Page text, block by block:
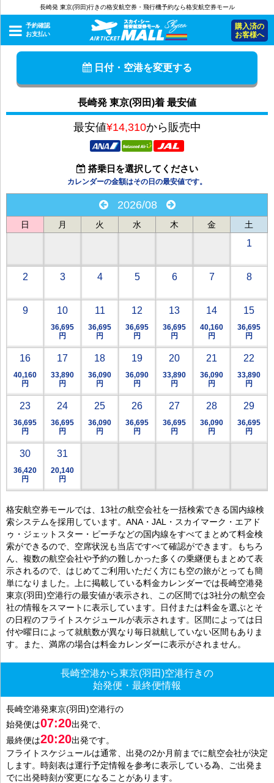
長崎発 東京(羽田)行きの格安航空券・飛行機予約なら格安航空券モール
予約確認
お支払い
購入済の
お客様へ
日付・空港を変更する
長崎発 東京(羽田)着 最安値
最安値¥14,310から販売中
搭乗日を選択してください
カレンダーの金額はその日の最安値です。
2026/08
日 月 火 水 木 金 土
1
2 3 4 5 6 7 8
9 10
36,695
円
11
36,695
円
12
36,695
円
13
36,695
円
14
40,160
円
15
36,695
円
16
40,160
円
17
33,890
円
18
36,090
円
19
36,090
円
20
33,890
円
21
36,090
円
22
33,890
円
23
36,695
円
24
36,695
円
25
36,090
円
26
36,695
円
27
36,695
円
28
36,090
円
29
36,695
円
30
36,420
円
31
20,140
円
格安航空券モールでは、13社の航空会社を一括検索できる国内線検
索システムを採用しています。ANA・JAL・スカイマーク・エアド
ゥ・ジェットスター・ピーチなどの国内線をすべてまとめて料金検
索ができるので、空席状況も当店ですべて確認ができます。もちろ
ん、複数の航空会社や予約の難しかった多くの乗継便もまとめて表
示されるので、はじめてご利用いただく方にも空の旅がとっても簡
単になりました。上に掲載している料金カレンダーでは長崎空港発
東京(羽田)空港行の最安値が表示され、この区間では3社分の航空会
社の情報をスマートに表示しています。日付または料金を選ぶとそ
の日程のフライトスケジュールが表示されます。区間によっては日
付や曜日によって就航数が異なり毎日就航していない区間もありま
す。また、満席の場合は料金カレンダーに表示がされません。
長崎空港から東京(羽田)空港行きの
始発便・最終便情報
長崎空港発東京(羽田)空港行の
始発便は07:20出発で、
最終便は20:20出発です。
フライトスケジュールは通常、出発の2か月前までに航空会社が決定
します。時刻表は運行予定情報を参考に表示している為、ご出発ま
でに出発時刻が変更になることがあります。